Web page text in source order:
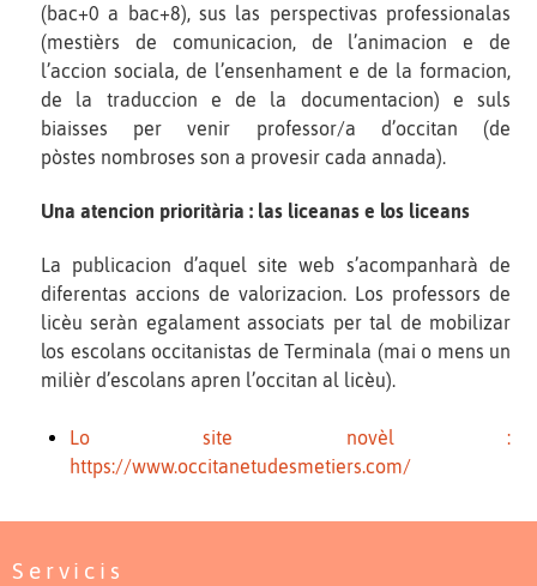
(bac+0 a bac+8), sus las perspectivas professionalas
(mestièrs de comunicacion, de l’animacion e de
l’accion sociala, de l’ensenhament e de la formacion,
de la traduccion e de la documentacion) e suls
biaisses per venir professor/a d’occitan (de
pòstes nombroses son a provesir cada annada).
Una atencion prioritària : las liceanas e los liceans
La publicacion d’aquel site web s’acompanharà de
diferentas accions de valorizacion. Los professors de
licèu seràn egalament associats per tal de mobilizar
los escolans occitanistas de Terminala (mai o mens un
milièr d’escolans apren l’occitan al licèu).
Lo site novèl :
https://www.occitanetudesmetiers.com/
Servicis